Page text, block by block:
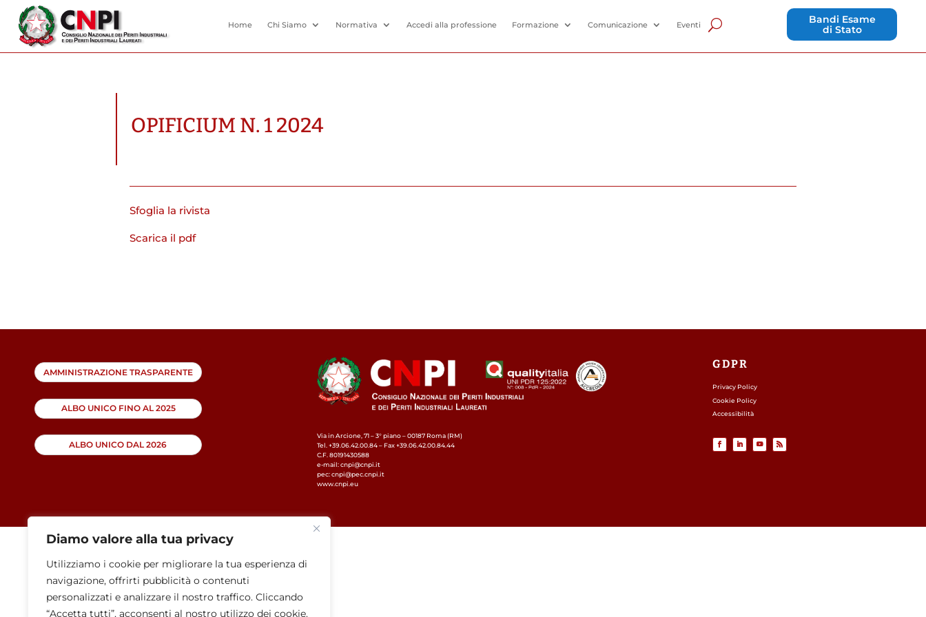
Diamo valore alla tua privacy
Utilizziamo i cookie per migliorare la tua esperienza di
navigazione, offrirti pubblicità o contenuti
personalizzati e analizzare il nostro traffico. Cliccando
“Accetta tutti”, acconsenti al nostro utilizzo dei cookie.
Home Chi Siamo Normativa Accedi alla professione Formazione Comunicazione Eventi
Bandi Esame
di Stato
OPIFICIUM N. 1 2024
Sfoglia la rivista
Scarica il pdf
AMMINISTRAZIONE TRASPARENTE
ALBO UNICO FINO AL 2025
ALBO UNICO DAL 2026
Via in Arcione, 71 – 3° piano – 00187 Roma (RM)
Tel. +39.06.42.00.84 – Fax +39.06.42.00.84.44
C.F. 80191430588
e-mail: cnpi@cnpi.it
pec: cnpi@pec.cnpi.it
www.cnpi.eu
GDPR
Privacy Policy
Cookie Policy
Accessibilità